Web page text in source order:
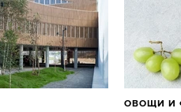
ОВОЩИ И